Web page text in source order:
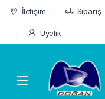
Skip to navigation
Skip to content
İletişim Sipariş
Üyelik